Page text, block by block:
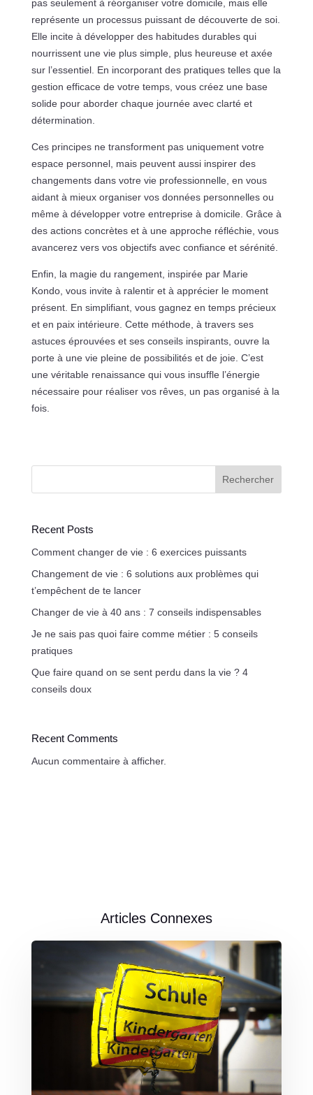
pas seulement à réorganiser votre domicile, mais elle
représente un processus puissant de découverte de soi.
Elle incite à développer des habitudes durables qui
nourrissent une vie plus simple, plus heureuse et axée
sur l’essentiel. En incorporant des pratiques telles que la
gestion efficace de votre temps, vous créez une base
solide pour aborder chaque journée avec clarté et
détermination.
Ces principes ne transforment pas uniquement votre
espace personnel, mais peuvent aussi inspirer des
changements dans votre vie professionnelle, en vous
aidant à mieux organiser vos données personnelles ou
même à développer votre entreprise à domicile. Grâce à
des actions concrètes et à une approche réfléchie, vous
avancerez vers vos objectifs avec confiance et sérénité.
Enfin, la magie du rangement, inspirée par Marie
Kondo, vous invite à ralentir et à apprécier le moment
présent. En simplifiant, vous gagnez en temps précieux
et en paix intérieure. Cette méthode, à travers ses
astuces éprouvées et ses conseils inspirants, ouvre la
porte à une vie pleine de possibilités et de joie. C’est
une véritable renaissance qui vous insuffle l’énergie
nécessaire pour réaliser vos rêves, un pas organisé à la
fois.
Rechercher
Recent Posts
Comment changer de vie : 6 exercices puissants
Changement de vie : 6 solutions aux problèmes qui
t’empêchent de te lancer
Changer de vie à 40 ans : 7 conseils indispensables
Je ne sais pas quoi faire comme métier : 5 conseils
pratiques
Que faire quand on se sent perdu dans la vie ? 4
conseils doux
Recent Comments
Aucun commentaire à afficher.
Articles Connexes